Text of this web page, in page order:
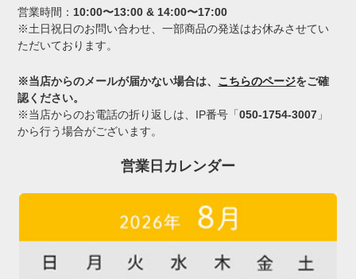
営業時間： 10:00〜13:00 & 14:00〜17:00
※土日祝日のお問い合わせ、一部商品の発送はお休みさせてい
ただいております。
※当店からのメールが届かない場合は、 こちらのページをご確
認ください。
※当店からのお電話の折り返しは、IP番号「050-1754-3007 」
から行う場合がございます。
営業日カレンダー